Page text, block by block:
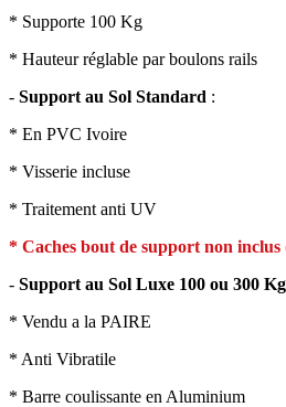
* Supporte 100 Kg
* Hauteur réglable par boulons rails
- Support au Sol Standard :
* En PVC Ivoire
* Visserie incluse
* Traitement anti UV
* Caches bout de support non inclus
- Support au Sol Luxe 100 ou 300 Kg
* Vendu a la PAIRE
* Anti Vibratile
* Barre coulissante en Aluminium